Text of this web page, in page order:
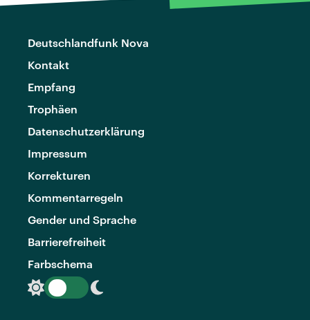
Deutschlandfunk Nova
Kontakt
Empfang
Trophäen
Datenschutzerklärung
Impressum
Korrekturen
Kommentarregeln
Gender und Sprache
Barrierefreiheit
Farbschema